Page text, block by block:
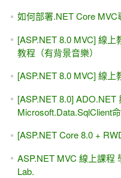
如何部署.NET Core MVC
[ASP.NET 8.0 MVC] 線
教程（有背景音樂）
[ASP.NET 8.0 MVC] 線
[ASP.NET 8.0] ADO.NET
Microsoft.Data.SqlClient
[ASP.NET Core 8.0 +
ASP.NET MVC 線上課程
Lab.